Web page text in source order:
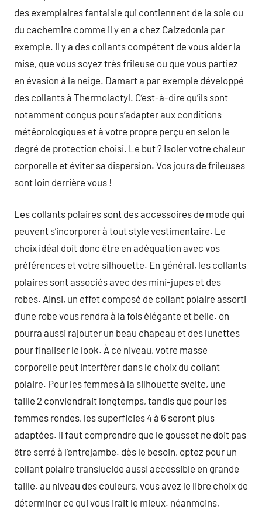
des exemplaires fantaisie qui contiennent de la soie ou
du cachemire comme il y en a chez Calzedonia par
exemple. il y a des collants compétent de vous aider la
mise, que vous soyez très frileuse ou que vous partiez
en évasion à la neige. Damart a par exemple développé
des collants à Thermolactyl. C’est-à-dire qu’ils sont
notamment conçus pour s’adapter aux conditions
météorologiques et à votre propre perçu en selon le
degré de protection choisi. Le but ? Isoler votre chaleur
corporelle et éviter sa dispersion. Vos jours de frileuses
sont loin derrière vous !
Les collants polaires sont des accessoires de mode qui
peuvent s’incorporer à tout style vestimentaire. Le
choix idéal doit donc être en adéquation avec vos
préférences et votre silhouette. En général, les collants
polaires sont associés avec des mini-jupes et des
robes. Ainsi, un effet composé de collant polaire assorti
d’une robe vous rendra à la fois élégante et belle. on
pourra aussi rajouter un beau chapeau et des lunettes
pour finaliser le look. À ce niveau, votre masse
corporelle peut interférer dans le choix du collant
polaire. Pour les femmes à la silhouette svelte, une
taille 2 conviendrait longtemps, tandis que pour les
femmes rondes, les superficies 4 à 6 seront plus
adaptées. il faut comprendre que le gousset ne doit pas
être serré à l’entrejambe. dès le besoin, optez pour un
collant polaire translucide aussi accessible en grande
taille. au niveau des couleurs, vous avez le libre choix de
déterminer ce qui vous irait le mieux. néanmoins,